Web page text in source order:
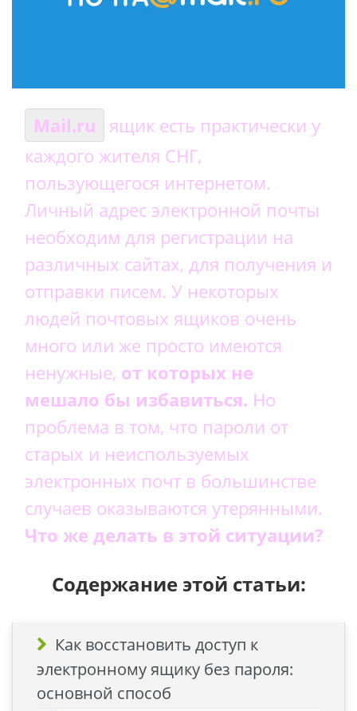
Mail.ru
ящик есть практически у
каждого жителя СНГ,
пользующегося интернетом.
Личный адрес электронной почты
необходим для регистрации на
различных сайтах, для получения и
отправки писем. У некоторых
людей почтовых ящиков очень
много или же просто имеются
ненужные, от которых не
мешало бы избавиться. Но
проблема в том, что пароли от
старых и неиспользуемых
электронных почт в большинстве
случаев оказываются утерянными.
Что же делать в этой ситуации?
Содержание этой статьи:
Как восстановить доступ к
электронному ящику без пароля:
основной способ